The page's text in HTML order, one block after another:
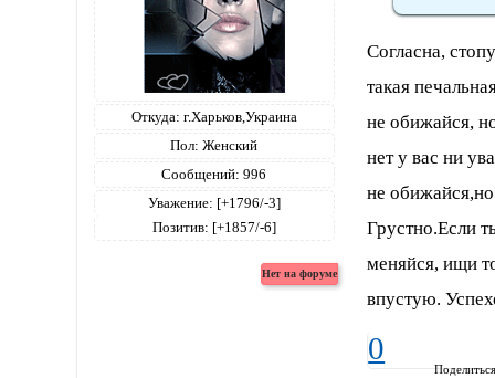
Откуда: г.Харьков,Украина
Пол: Женский
Сообщений: 996
Уважение: [+1796/-3]
Позитив: [+1857/-6]
Согласна,
такая
не обижайся,
нет у вас ни
не обижайся,но
Грустно.Если
меняйся, ищи
впустую.
0